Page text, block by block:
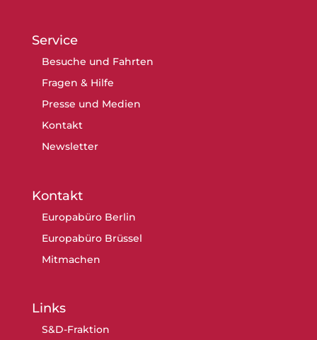
Service
Besuche und Fahrten
Fragen & Hilfe
Presse und Medien
Kontakt
Newsletter
Kontakt
Europabüro Berlin
Europabüro Brüssel
Mitmachen
Links
S&D-Fraktion